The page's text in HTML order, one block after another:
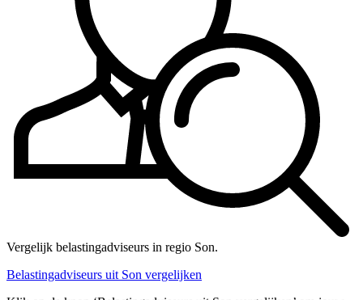
Vergelijk belastingadviseurs in regio Son.
Belastingadviseurs uit Son vergelijken